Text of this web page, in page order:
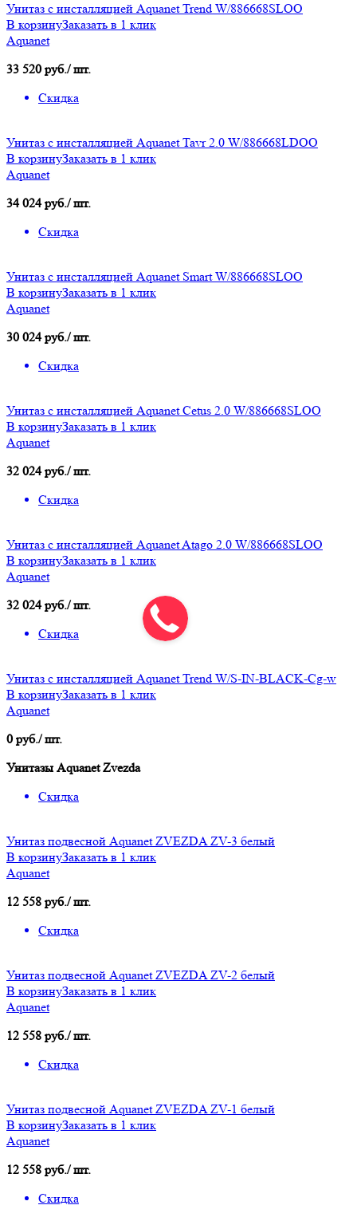
Унитаз с инсталляцией Aquanet Trend W/886668SLOO
В корзинуЗаказать в 1 клик
Aquanet
33 520 руб./ шт.
Скидка
Унитаз с инсталляцией Aquanet Tavr 2.0 W/886668LDOO
В корзинуЗаказать в 1 клик
Aquanet
34 024 руб./ шт.
Скидка
Унитаз с инсталляцией Aquanet Smart W/886668SLOO
В корзинуЗаказать в 1 клик
Aquanet
30 024 руб./ шт.
Скидка
Унитаз с инсталляцией Aquanet Cetus 2.0 W/886668SLOO
В корзинуЗаказать в 1 клик
Aquanet
32 024 руб./ шт.
Скидка
Унитаз с инсталляцией Aquanet Atago 2.0 W/886668SLOO
В корзинуЗаказать в 1 клик
Aquanet
32 024 руб./ шт.
Скидка
Унитаз с инсталляцией Aquanet Trend W/S-IN-BLACK-Cg-w
В корзинуЗаказать в 1 клик
Aquanet
0 руб./ шт.
Унитазы Aquanet Zvezda
Скидка
Унитаз подвесной Aquanet ZVEZDA ZV-3 белый
В корзинуЗаказать в 1 клик
Aquanet
12 558 руб./ шт.
Скидка
Унитаз подвесной Aquanet ZVEZDA ZV-2 белый
В корзинуЗаказать в 1 клик
Aquanet
12 558 руб./ шт.
Скидка
Унитаз подвесной Aquanet ZVEZDA ZV-1 белый
В корзинуЗаказать в 1 клик
Aquanet
12 558 руб./ шт.
Скидка